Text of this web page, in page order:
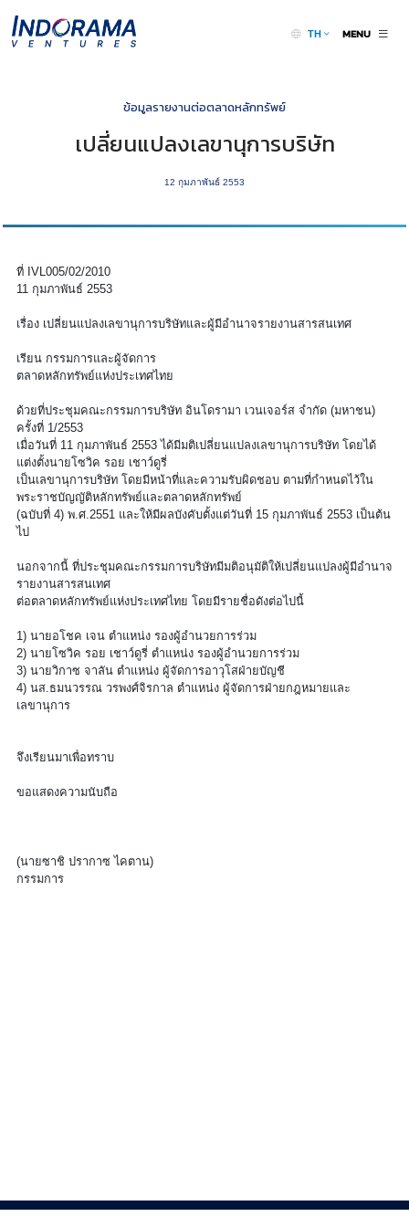
TH MENU
ข้อมูลรายงานต่อตลาดหลักทรัพย์
เปลี่ยนแปลงเลขานุการบริษัท
12 กุมภาพันธ์ 2553
ที่ IVL005/02/2010
11 กุมภาพันธ์ 2553
เรื่อง เปลี่ยนแปลงเลขานุการบริษัทและผู้มีอำนาจรายงานสารสนเทศ
เรียน กรรมการและผู้จัดการ
ตลาดหลักทรัพย์แห่งประเทศไทย
ด้วยที่ประชุมคณะกรรมการบริษัท อินโดรามา เวนเจอร์ส จำกัด (มหาชน)
ครั้งที่ 1/2553
เมื่อวันที่ 11 กุมภาพันธ์ 2553 ได้มีมติเปลี่ยนแปลงเลขานุการบริษัท โดยได้
แต่งตั้งนายโซวิค รอย เชาว์ดูรี่
เป็นเลขานุการบริษัท โดยมีหน้าที่และความรับผิดชอบ ตามที่กำหนดไว้ใน
พระราชบัญญัติหลักทรัพย์และตลาดหลักทรัพย์
(ฉบับที่ 4) พ.ศ.2551 และให้มีผลบังคับตั้งแต่วันที่ 15 กุมภาพันธ์ 2553 เป็นต้น
ไป
นอกจากนี้ ที่ประชุมคณะกรรมการบริษัทมีมติอนุมัติให้เปลี่ยนแปลงผู้มีอำนาจ
รายงานสารสนเทศ
ต่อตลาดหลักทรัพย์แห่งประเทศไทย โดยมีรายชื่อดังต่อไปนี้
1) นายอโชค เจน ตำแหน่ง รองผู้อำนวยการร่วม
2) นายโซวิค รอย เชาว์ดูรี่ ตำแหน่ง รองผู้อำนวยการร่วม
3) นายวิกาซ จาลัน ตำแหน่ง ผู้จัดการอาวุโสฝ่ายบัญชี
4) นส.ธมนวรรณ วรพงศ์จิรกาล ตำแหน่ง ผู้จัดการฝ่ายกฎหมายและ
เลขานุการ
จึงเรียนมาเพื่อทราบ
ขอแสดงความนับถือ
(นายซาชิ ปรากาซ ไคตาน)
กรรมการ